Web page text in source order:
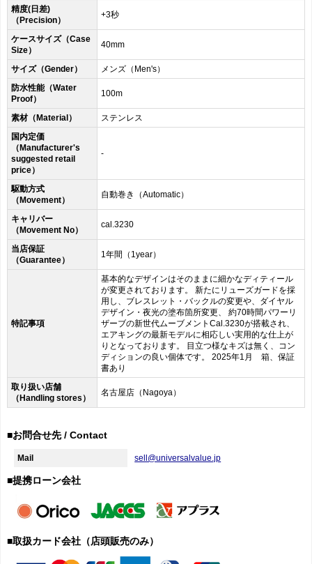
精度(日差)
（Precision）
+3秒
ケースサイズ（Case
Size）
40mm
サイズ（Gender）
メンズ（Men's）
防水性能（Water
Proof）
100m
素材（Material）
ステンレス
国内定価
（Manufacturer's
suggested retail
price）
-
駆動方式
（Movement）
自動巻き（Automatic）
キャリバー
（Movement No）
cal.3230
当店保証
（Guarantee）
1年間（1year）
特記事項
基本的なデザインはそのままに細かなディティール
が変更されております。 新たにリューズガードを採
用し、ブレスレット・バックルの変更や、ダイヤル
デザイン・夜光の塗布箇所変更、 約70時間パワーリ
ザーブの新世代ムーブメントCal.3230が搭載され、
エアキングの最新モデルに相応しい実用的な仕上が
りとなっております。 目立つ様なキズは無く、コン
ディションの良い個体です。 2025年1月 箱、保証
書あり
取り扱い店舗
（Handling stores）
名古屋店（Nagoya）
■お問合せ先 / Contact
Mail sell@universalvalue.jp
■提携ローン会社
■取扱カード会社（店頭販売のみ）